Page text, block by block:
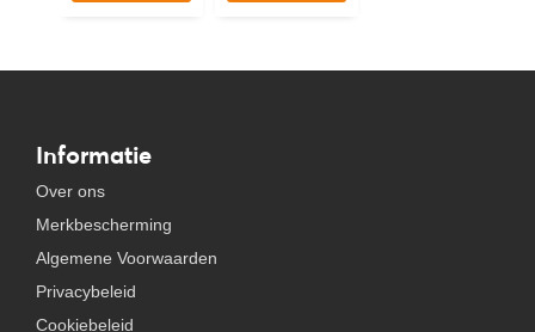
Informatie
Over ons
Merkbescherming
Algemene Voorwaarden
Privacybeleid
Cookiebeleid